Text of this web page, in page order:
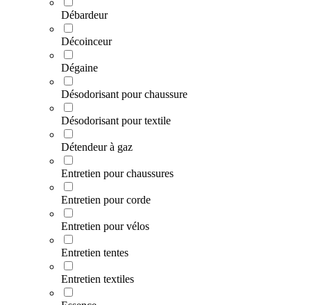
Débardeur
Décoinceur
Dégaine
Désodorisant pour chaussure
Désodorisant pour textile
Détendeur à gaz
Entretien pour chaussures
Entretien pour corde
Entretien pour vélos
Entretien tentes
Entretien textiles